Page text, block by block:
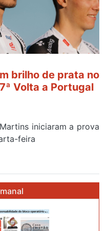
brilho de prata no
Volta a Portugal
iniciaram a prova
feira